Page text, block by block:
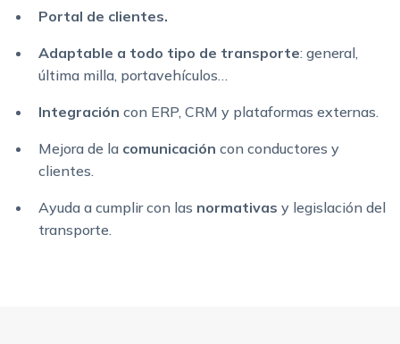
Portal de clientes.
Adaptable a todo tipo de transporte: general,
última milla, portavehículos…
Integración con ERP, CRM y plataformas externas.
Mejora de la comunicación con conductores y
clientes.
Ayuda a cumplir con las normativas y legislación del
transporte.